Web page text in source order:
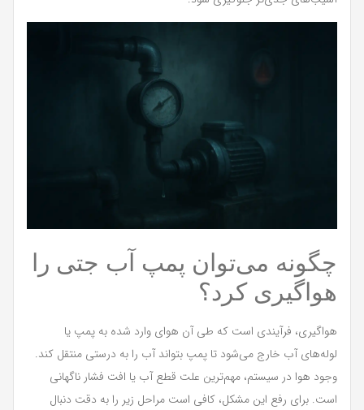
چگونه می‌توان پمپ آب جتی را
هواگیری کرد؟
هواگیری، فرآیندی است که طی آن هوای وارد شده به پمپ یا
لوله‌های آب خارج می‌شود تا پمپ بتواند آب را به درستی منتقل کند.
وجود هوا در سیستم، مهم‌ترین علت قطع آب یا افت فشار ناگهانی
است. برای رفع این مشکل، کافی است مراحل زیر را به دقت دنبال